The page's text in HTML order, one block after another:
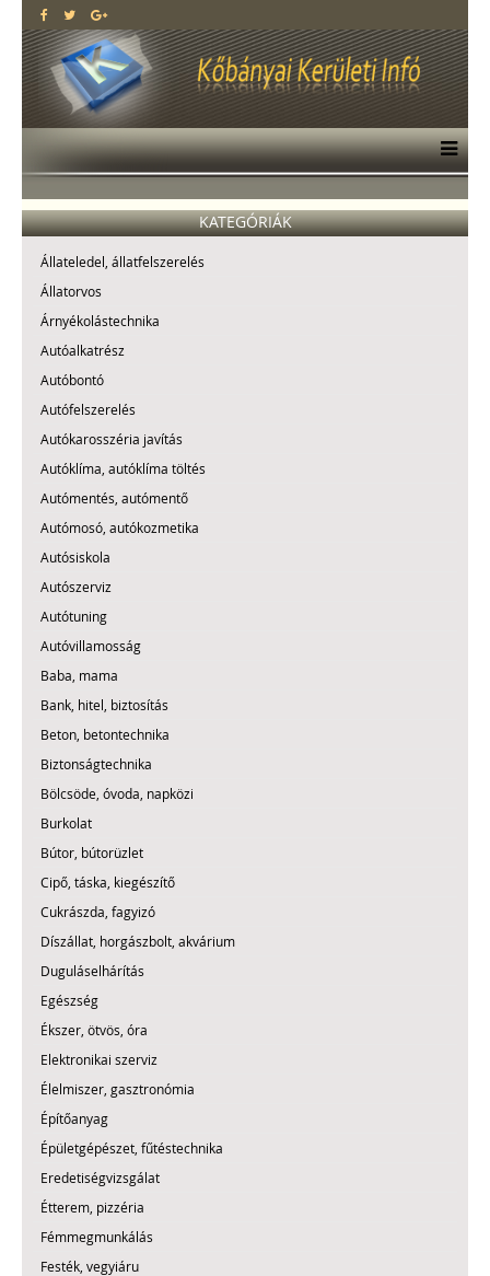
KATEGÓRIÁK
Állateledel, állatfelszerelés
Állatorvos
Árnyékolástechnika
Autóalkatrész
Autóbontó
Autófelszerelés
Autókarosszéria javítás
Autóklíma, autóklíma töltés
Autómentés, autómentő
Autómosó, autókozmetika
Autósiskola
Autószerviz
Autótuning
Autóvillamosság
Baba, mama
Bank, hitel, biztosítás
Beton, betontechnika
Biztonságtechnika
Bölcsöde, óvoda, napközi
Burkolat
Bútor, bútorüzlet
Cipő, táska, kiegészítő
Cukrászda, fagyizó
Díszállat, horgászbolt, akvárium
Duguláselhárítás
Egészség
Ékszer, ötvös, óra
Elektronikai szerviz
Élelmiszer, gasztronómia
Építőanyag
Épületgépészet, fűtéstechnika
Eredetiségvizsgálat
Étterem, pizzéria
Fémmegmunkálás
Festék, vegyiáru